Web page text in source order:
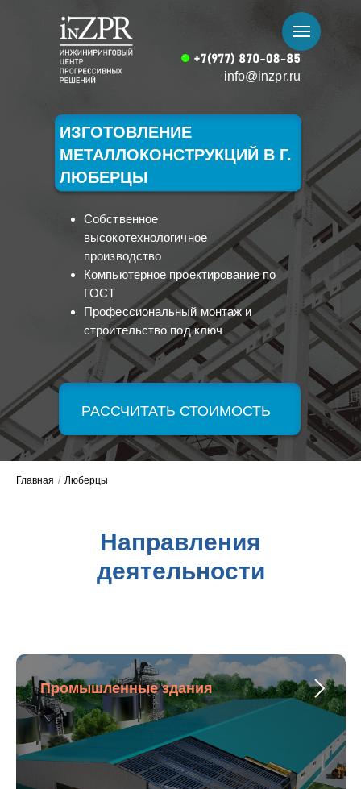
Собственное
высокотехнологичное
производство
Компьютерное проектирование по
ГОСТ
Профессиональный монтаж и
строительство под ключ
info@inzpr.ru
ИЗГОТОВЛЕНИЕ
МЕТАЛЛОКОНСТРУКЦИЙ В Г.
ЛЮБЕРЦЫ
РАССЧИТАТЬ СТОИМОСТЬ
Главная / Люберцы
Направления
деятельности
Промышленные здания